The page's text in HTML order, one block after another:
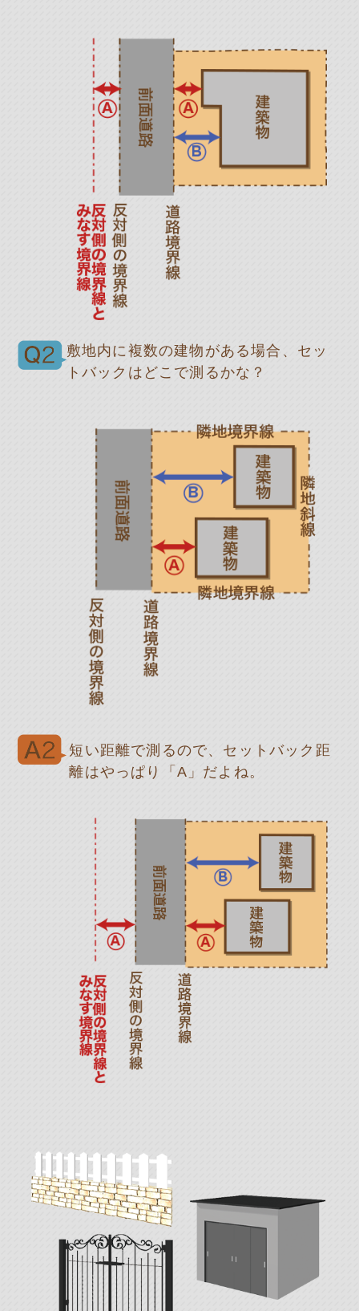
敷地内に複数の建物がある場合、セッ
トバックはどこで測るかな？
短い距離で測るので、セットバック距
離はやっぱり「A」だよね。